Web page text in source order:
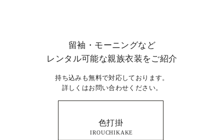
留袖・モーニングなど
レンタル可能な親族衣装をご紹介
持ち込みも無料で対応しております。
詳しくはお問い合わせください。
色打掛
IROUCHIKAKE